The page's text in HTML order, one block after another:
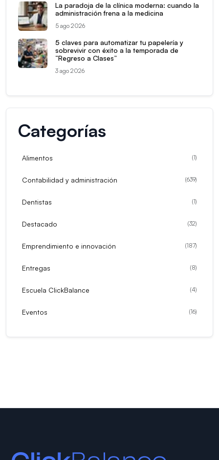
La paradoja de la clínica moderna: cuando la
administración frena a la medicina
5 ago 2026
5 claves para automatizar tu papelería y
sobrevivir con éxito a la temporada de
“Regreso a Clases”
3 ago 2026
Categorías
Alimentos (1)
Contabilidad y administración (639)
Dentistas (1)
Destacado (32)
Emprendimiento e innovación (187)
Entregas (8)
Escuela ClickBalance (4)
Eventos (16)